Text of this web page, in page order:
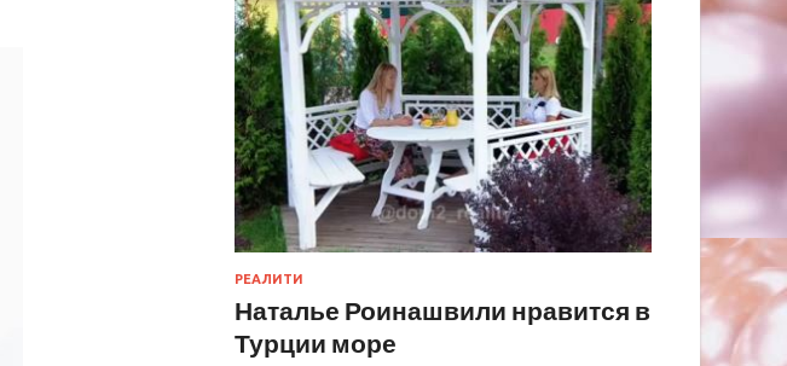
РЕАЛИТИ
Наталье Роинашвили нравится в
Турции море